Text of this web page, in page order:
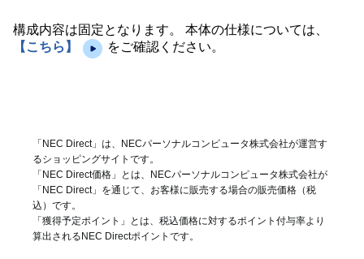
構成内容は固定となります。 本体の仕様については、
【こちら】
をご確認ください。
「NEC Direct」は、NECパーソナルコンピュータ株式会社が運営す
るショッピングサイトです。
「NEC Direct価格」とは、NECパーソナルコンピュータ株式会社が
「NEC Direct」を通じて、お客様に販売する場合の販売価格（税
込 ）です。
「獲得予定ポイント」とは、税込価格に対するポイント付与率より
算出されるNEC Directポイントです。